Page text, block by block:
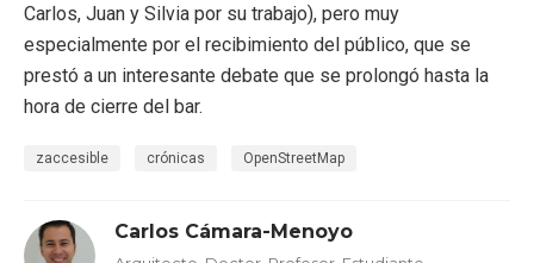
Carlos, Juan y Silvia por su trabajo), pero muy
especialmente por el recibimiento del público, que se
prestó a un interesante debate que se prolongó hasta la
hora de cierre del bar.
zaccesible crónicas OpenStreetMap
Carlos Cámara-Menoyo